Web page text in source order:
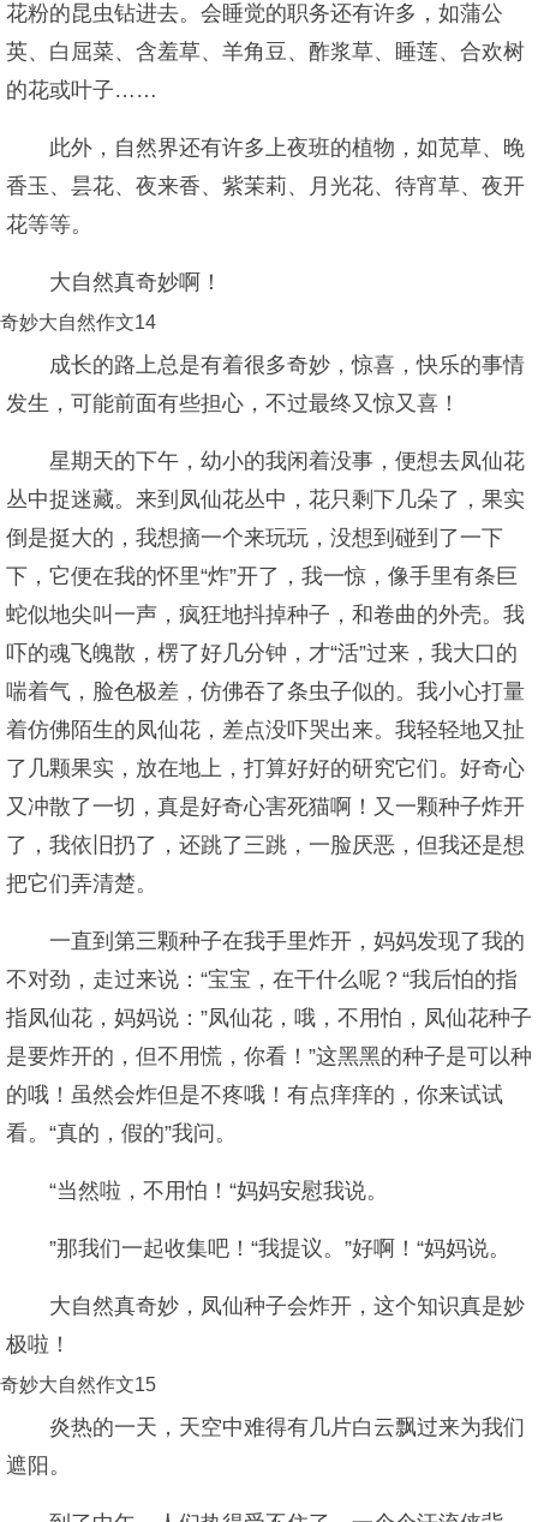
花粉的昆虫钻进去。会睡觉的职务还有许多，如蒲公
英、白屈菜、含羞草、羊角豆、酢浆草、睡莲、合欢树
的花或叶子……
此外，自然界还有许多上夜班的植物，如苋草、晚
香玉、昙花、夜来香、紫茉莉、月光花、待宵草、夜开
花等等。
大自然真奇妙啊！
奇妙大自然作文14
成长的路上总是有着很多奇妙，惊喜，快乐的事情
发生，可能前面有些担心，不过最终又惊又喜！
星期天的下午，幼小的我闲着没事，便想去凤仙花
丛中捉迷藏。来到凤仙花丛中，花只剩下几朵了，果实
倒是挺大的，我想摘一个来玩玩，没想到碰到了一下
下，它便在我的怀里“炸”开了，我一惊，像手里有条巨
蛇似地尖叫一声，疯狂地抖掉种子，和卷曲的外壳。我
吓的魂飞魄散，楞了好几分钟，才“活”过来，我大口的
喘着气，脸色极差，仿佛吞了条虫子似的。我小心打量
着仿佛陌生的凤仙花，差点没吓哭出来。我轻轻地又扯
了几颗果实，放在地上，打算好好的研究它们。好奇心
又冲散了一切，真是好奇心害死猫啊！又一颗种子炸开
了，我依旧扔了，还跳了三跳，一脸厌恶，但我还是想
把它们弄清楚。
一直到第三颗种子在我手里炸开，妈妈发现了我的
不对劲，走过来说：“宝宝，在干什么呢？“我后怕的指
指凤仙花，妈妈说：”凤仙花，哦，不用怕，凤仙花种子
是要炸开的，但不用慌，你看！”这黑黑的种子是可以种
的哦！虽然会炸但是不疼哦！有点痒痒的，你来试试
看。“真的，假的”我问。
“当然啦，不用怕！“妈妈安慰我说。
”那我们一起收集吧！“我提议。”好啊！“妈妈说。
大自然真奇妙，凤仙种子会炸开，这个知识真是妙
极啦！
奇妙大自然作文15
炎热的一天，天空中难得有几片白云飘过来为我们
遮阳。